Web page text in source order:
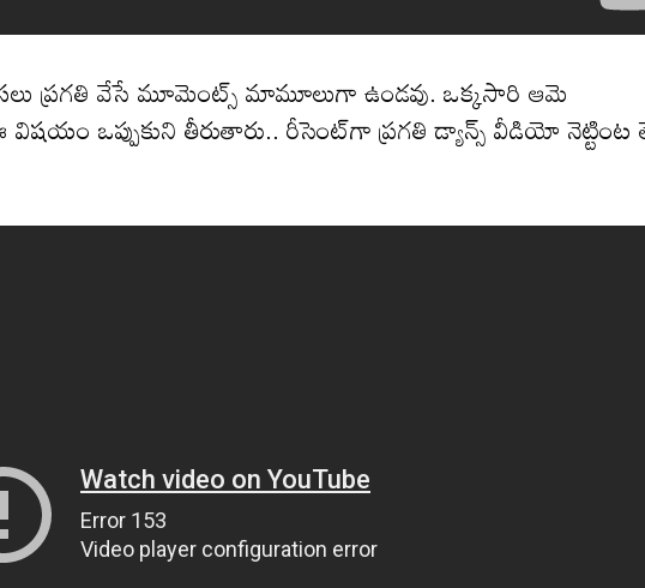
ప్రగతి వేసే మూమెంట్స్ మామూలుగా ఉండవు. ఒక్కసారి ఆమె
ఒప్పుకుని తీరుతారు.. రీసెంట్‌గా ప్రగతి డ్యాన్స్ వీడియో నెట్టింట